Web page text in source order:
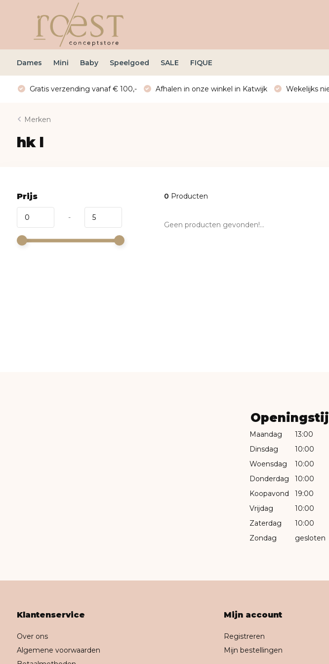
Dames Mini Baby Speelgoed SALE FIQUE
Gratis verzending vanaf € 100,- Afhalen in onze winkel in Katwijk Wekelijks
Merken
hk l
Prijs
-
0 Producten
Geen producten gevonden!...
Maandag 13:00
Dinsdag
10:00
Woensdag
10:00
Donderdag
10:00
Koopavond
19:00
Vrijdag
10:00
Zaterdag
10:00
Zondag
gesloten
Klantenservice
Over ons
Algemene voorwaarden
Mijn account
Registreren
Mijn bestellingen